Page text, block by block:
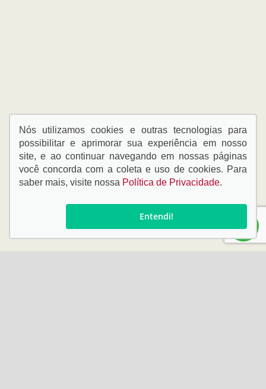
Nós utilizamos cookies e outras tecnologias para
possibilitar e aprimorar sua experiência em nosso
site, e ao continuar navegando em nossas páginas
você concorda com a coleta e uso de cookies. Para
saber mais, visite nossa Política de Privacidade.
Entendi!